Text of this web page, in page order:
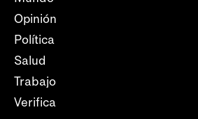
Opinión
Política
Salud
Trabajo
Verifica